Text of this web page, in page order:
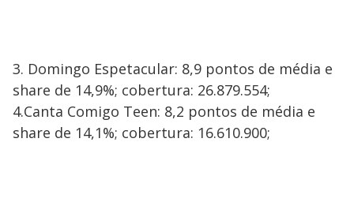
3. Domingo Espetacular: 8,9 pontos de média e
share de 14,9%; cobertura: 26.879.554;
4.Canta Comigo Teen: 8,2 pontos de média e
share de 14,1%; cobertura: 16.610.900;